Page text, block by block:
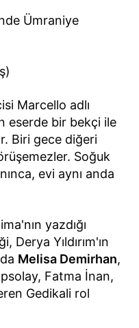
Ümraniye
Marcello adlı
eserde bir bekçi ile
Biri gece diğeri
Soğuk
evi aynı anda
yazdığı
Derya Yıldırım'ın
Melisa Demirhan,
Fatma İnan,
Gedikali rol